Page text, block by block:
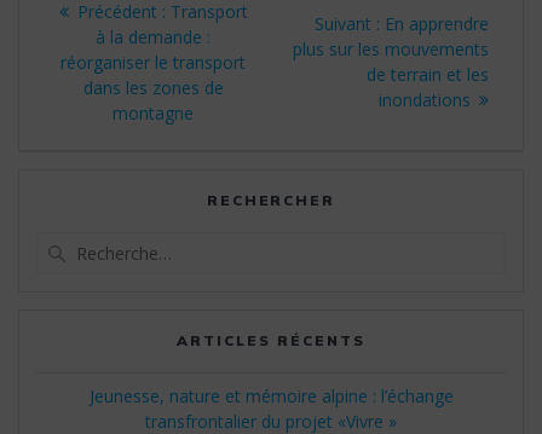
de
l’article
Précédent : Article
précédent
Transport
à la demande :
réorganiser le transport
dans les zones de
montagne
Suivant : Article
suivant
:
En apprendre
plus sur les mouvements
de terrain et les
inondations
RECHERCHER
ARTICLES RÉCENTS
Jeunesse, nature et mémoire alpine : l’échange
transfrontalier du projet «Vivre »